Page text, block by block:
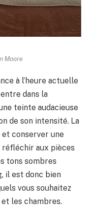
Moore
à l’heure actuelle
dans la
teinte audacieuse
de son intensité. La
conserver une
réfléchir aux pièces
tons sombres
il est donc bien
vous souhaitez
les chambres.